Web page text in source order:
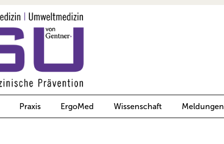
Praxis ErgoMed Wissenschaft Meldungen